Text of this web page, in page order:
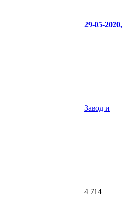
29-05-2020,
Завод и
4 714